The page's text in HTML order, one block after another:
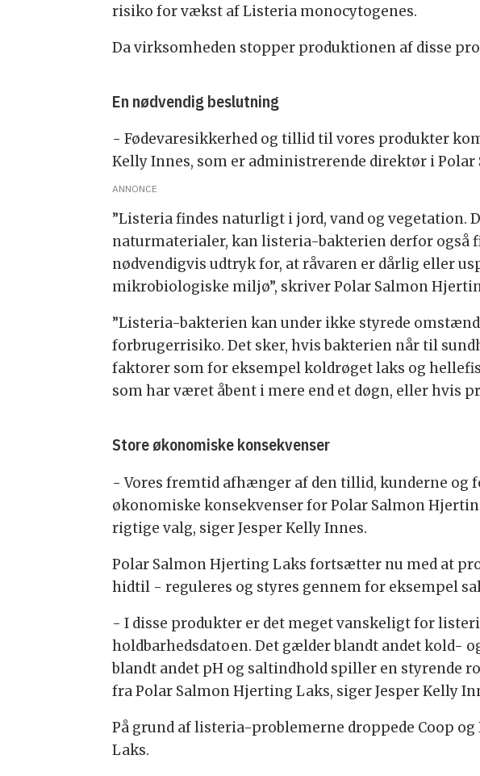
risiko for vækst af Listeria monocytogenes.
Da virksomheden stopper produktionen af disse
En nødvendig beslutning
- Fødevaresikkerhed og tillid til vores produkter
Kelly Innes, som er administrerende direktør i
ANNONCE
”Listeria findes naturligt i jord, vand og vegetation.
naturmaterialer, kan listeria-bakterien derfor også
nødvendigvis udtryk for, at råvaren er dårlig eller
mikrobiologiske miljø”, skriver Polar Salmon
”Listeria-bakterien kan under ikke styrede
forbrugerrisiko. Det sker, hvis bakterien når til
faktorer som for eksempel koldrøget laks og
som har været åbent i mere end et døgn, eller hvis
Store økonomiske konsekvenser
- Vores fremtid afhænger af den tillid, kunderne og
økonomiske konsekvenser for Polar Salmon
rigtige valg, siger Jesper Kelly Innes.
Polar Salmon Hjerting Laks fortsætter nu med at
hidtil - reguleres og styres gennem for eksempel
- I disse produkter er det meget vanskeligt for
holdbarhedsdatoen. Det gælder blandt andet kold-
blandt andet pH og saltindhold spiller en styrende
fra Polar Salmon Hjerting Laks, siger Jesper Kelly
På grund af listeria-problemerne droppede Coop
Laks.